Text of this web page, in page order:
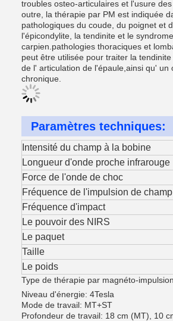
troubles osteo-articulaires et l'usure
outre, la thérapie par PM est indiquée
pathologiques du coude, du poignet et
l'épicondylite, la tendinite et le
carpien.pathologies thoraciques et
peut être utilisée pour traiter la
de l' articulation de l'épaule,ainsi qu'
chronique.
Paramètres techniques:
Intensité du champ à la bobine
Longueur d'onde proche infrarouge
Force de l'onde de choc
Fréquence de l'impulsion de champ
Fréquence d'impact
Le pouvoir des NIRS
Le paquet
Taille
Le poids
Type de thérapie par magnéto-impulsion
Niveau d'énergie: 4Tesla
Mode de travail: MT+ST
Profondeur de travail: 18 cm (MT), 10